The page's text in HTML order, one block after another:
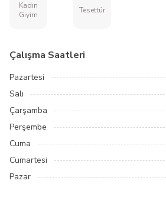
Kadın
Giyim
Tesettür
Çalışma Saatleri
Pazartesi
Salı
Çarşamba
Perşembe
Cuma
Cumartesi
Pazar